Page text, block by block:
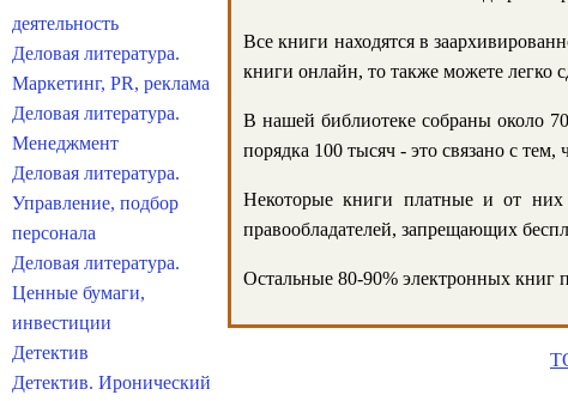
Все книги находятся в
книги онлайн, то также можете легко
В нашей библиотеке собраны около
порядка 100 тысяч - это связано с
Некоторые книги платные и от них
правообладателей, запрещающих
Остальные 80-90% электронных книг
деятельность
Деловая литература.
Маркетинг, PR, реклама
Деловая литература.
Менеджмент
Деловая литература.
Управление, подбор
персонала
Деловая литература.
Ценные бумаги,
инвестиции
Детектив
Детектив. Иронический